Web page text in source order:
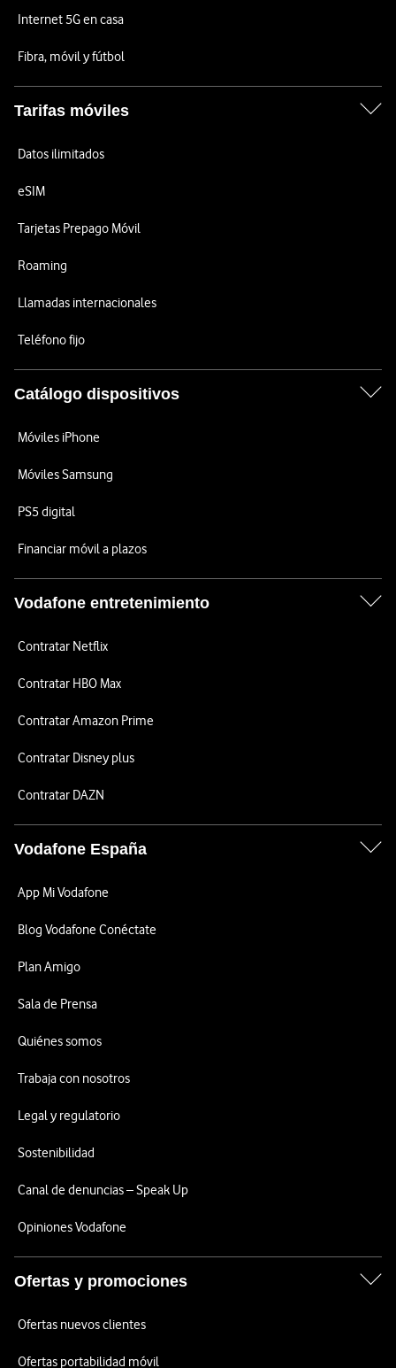
Internet 5G en casa
Fibra, móvil y fútbol
Tarifas móviles
Datos ilimitados
eSIM
Tarjetas Prepago Móvil
Roaming
Llamadas internacionales
Teléfono fijo
Catálogo dispositivos
Móviles iPhone
Móviles Samsung
PS5 digital
Financiar móvil a plazos
Vodafone entretenimiento
Contratar Netflix
Contratar HBO Max
Contratar Amazon Prime
Contratar Disney plus
Contratar DAZN
Vodafone España
App Mi Vodafone
Blog Vodafone Conéctate
Plan Amigo
Sala de Prensa
Quiénes somos
Trabaja con nosotros
Legal y regulatorio
Sostenibilidad
Canal de denuncias – Speak Up
Opiniones Vodafone
Ofertas y promociones
Ofertas nuevos clientes
Ofertas portabilidad móvil